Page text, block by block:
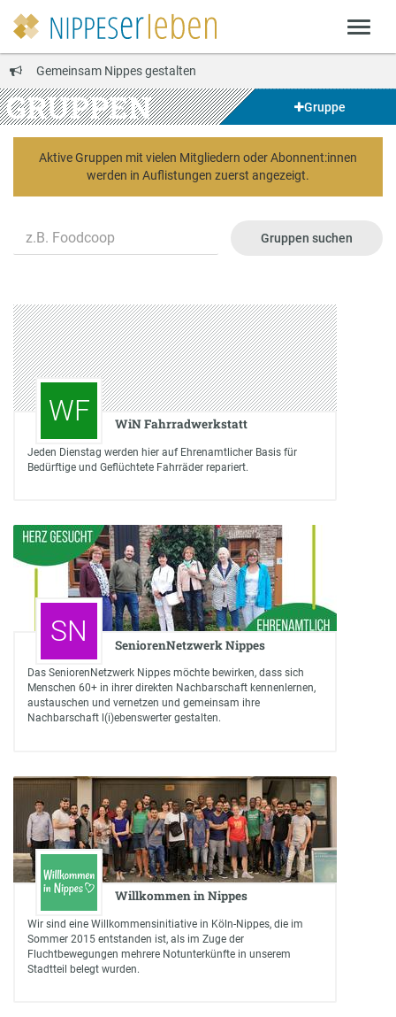
Gemeinsam Nippes gestalten
GRUPPEN Gruppe
Aktive Gruppen mit vielen Mitgliedern oder Abonnent:innen
werden in Auflistungen zuerst angezeigt.
Name
Gruppen suchen
WF WiN Fahrradwerkstatt
Jeden Dienstag werden hier auf Ehrenamtlicher Basis für
Bedürftige und Geflüchtete Fahrräder repariert.
SN SeniorenNetzwerk Nippes
Das SeniorenNetzwerk Nippes möchte bewirken, dass sich
Menschen 60+ in ihrer direkten Nachbarschaft kennenlernen,
austauschen und vernetzen und gemeinsam ihre
Nachbarschaft l(i)ebenswerter gestalten.
Willkommen in Nippes
Wir sind eine Willkommensinitiative in Köln-Nippes, die im
Sommer 2015 entstanden ist, als im Zuge der
Fluchtbewegungen mehrere Notunterkünfte in unserem
Stadtteil belegt wurden.